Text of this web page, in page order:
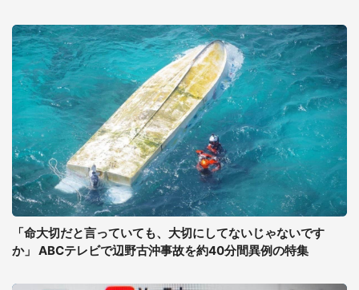
「命大切だと言っていても、大切にしてないじゃないです
か」 ABCテレビで辺野古沖事故を約40分間異例の特集